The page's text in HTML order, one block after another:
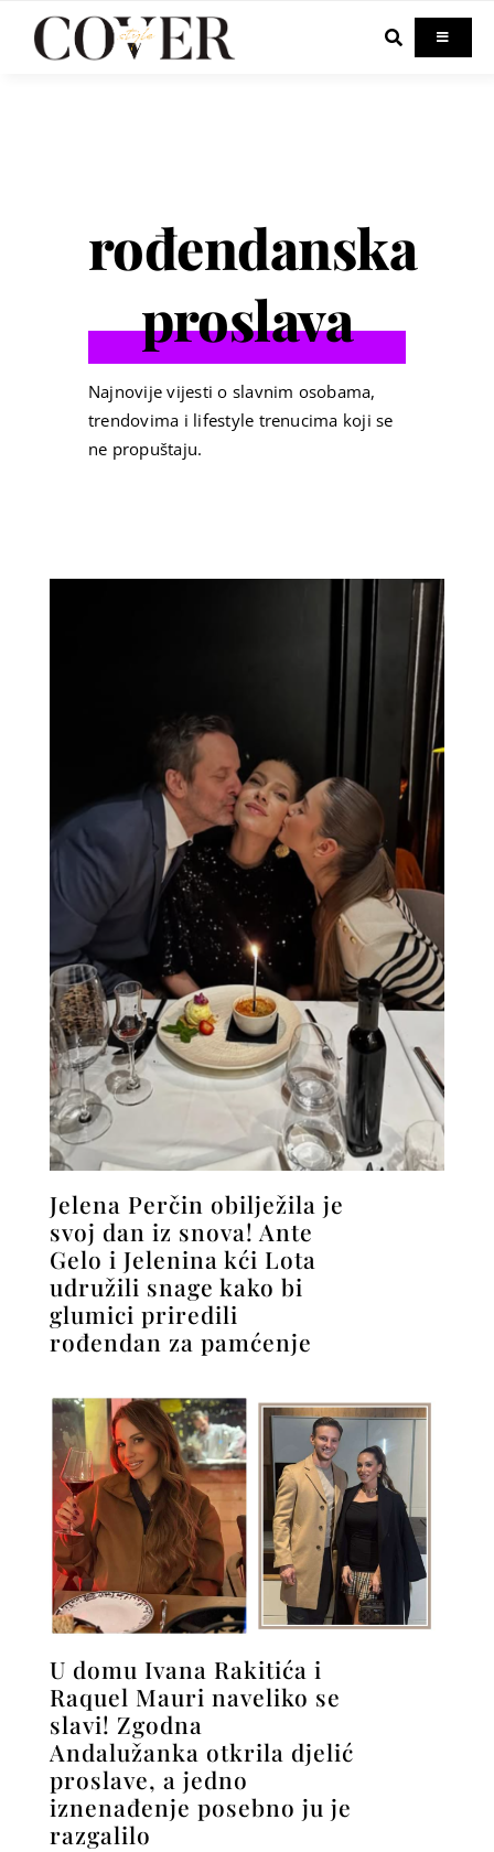
Toggle
Out & About
rođendanska
proslava
Najnovije vijesti o slavnim osobama,
trendovima i lifestyle trenucima koji se
ne propuštaju.
Jelena Perčin obilježila je
svoj dan iz snova! Ante
Gelo i Jelenina kći Lota
udružili snage kako bi
glumici priredili
rođendan za pamćenje
U domu Ivana Rakitića i
Raquel Mauri naveliko se
slavi! Zgodna
Andalužanka otkrila djelić
proslave, a jedno
iznenađenje posebno ju je
razgalilo